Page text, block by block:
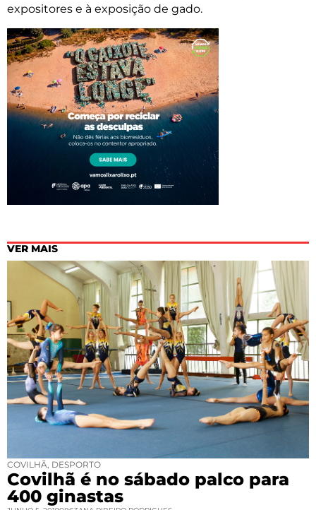
expositores e à exposição de gado.
VER MAIS
COVILHÃ DESPORTO
Covilhã é no sábado palco para
400 ginastas